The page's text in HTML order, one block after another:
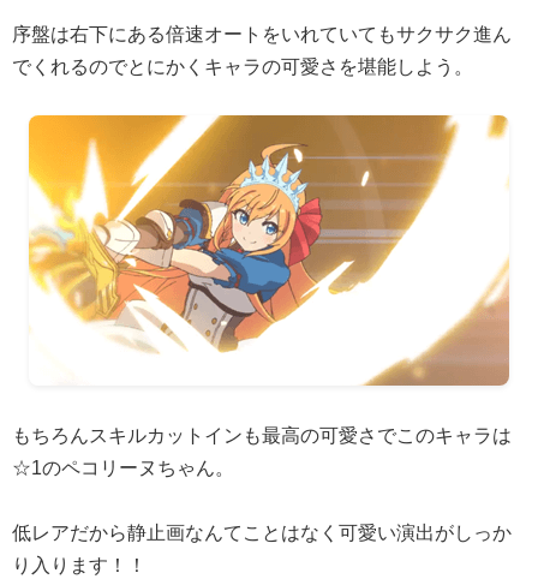
序盤は右下にある倍速オートをいれていてもサクサク進ん
でくれるのでとにかくキャラの可愛さを堪能しよう。
もちろんスキルカットインも最高の可愛さでこのキャラは
☆1のペコリーヌちゃん。
低レアだから静止画なんてことはなく可愛い演出がしっか
り入ります！！